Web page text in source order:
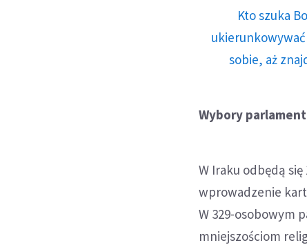
Kto szuka
sobie, aż
Wybory
W Iraku odbędą
wprowadzenie
W 329-osobowym
mniejszościom